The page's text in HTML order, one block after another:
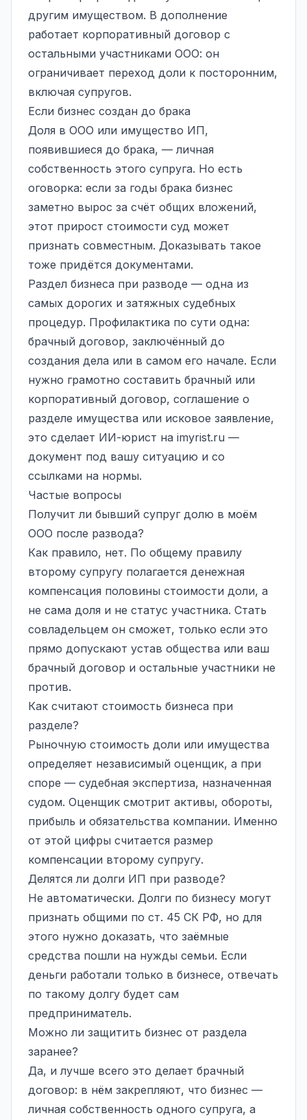
другим имуществом. В дополнение
работает корпоративный договор с
остальными участниками ООО: он
ограничивает переход доли к посторонним,
включая супругов.
Если бизнес создан до брака
Доля в ООО или имущество ИП,
появившиеся до брака, — личная
собственность этого супруга. Но есть
оговорка: если за годы брака бизнес
заметно вырос за счёт общих вложений,
этот прирост стоимости суд может
признать совместным. Доказывать такое
тоже придётся документами.
Раздел бизнеса при разводе — одна из
самых дорогих и затяжных судебных
процедур. Профилактика по сути одна:
брачный договор, заключённый до
создания дела или в самом его начале. Если
нужно грамотно составить брачный или
корпоративный договор, соглашение о
разделе имущества или исковое заявление,
это сделает ИИ-юрист на imyrist.ru —
документ под вашу ситуацию и со
ссылками на нормы.
Частые вопросы
Получит ли бывший супруг долю в моём
ООО после развода?
Как правило, нет. По общему правилу
второму супругу полагается денежная
компенсация половины стоимости доли, а
не сама доля и не статус участника. Стать
совладельцем он сможет, только если это
прямо допускают устав общества или ваш
брачный договор и остальные участники не
против.
Как считают стоимость бизнеса при
разделе?
Рыночную стоимость доли или имущества
определяет независимый оценщик, а при
споре — судебная экспертиза, назначенная
судом. Оценщик смотрит активы, обороты,
прибыль и обязательства компании. Именно
от этой цифры считается размер
компенсации второму супругу.
Делятся ли долги ИП при разводе?
Не автоматически. Долги по бизнесу могут
признать общими по ст. 45 СК РФ, но для
этого нужно доказать, что заёмные
средства пошли на нужды семьи. Если
деньги работали только в бизнесе, отвечать
по такому долгу будет сам
предприниматель.
Можно ли защитить бизнес от раздела
заранее?
Да, и лучше всего это делает брачный
договор: в нём закрепляют, что бизнес —
личная собственность одного супруга, а